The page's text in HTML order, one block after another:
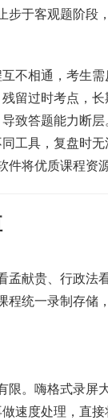
于客观题阶段
不相通，考生
留过时考点，
致答题能力断层
工具，复盘时无
将优质课程资
献贵、行政法
程统一录制存储
。嗨格式录屏
速度处理，直接